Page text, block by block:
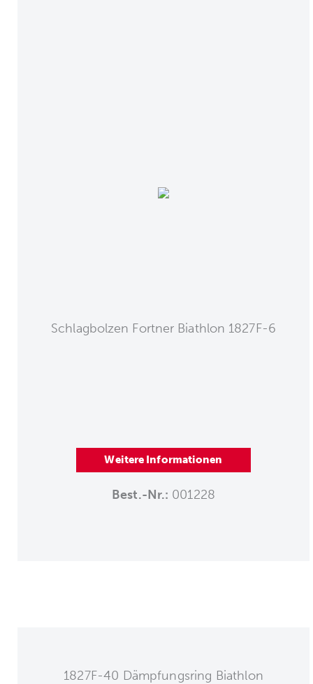
Schlagbolzen Fortner Biathlon 1827F-6
Weitere Informationen
Best.-Nr.: 001228
1827F-40 Dämpfungsring Biathlon